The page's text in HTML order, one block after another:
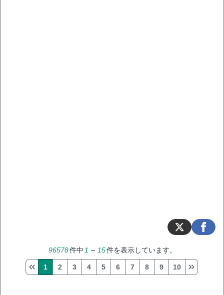
96578件中 1 ～ 15件を表示しています。
1 2 3 4 5 6 7 8 9 10